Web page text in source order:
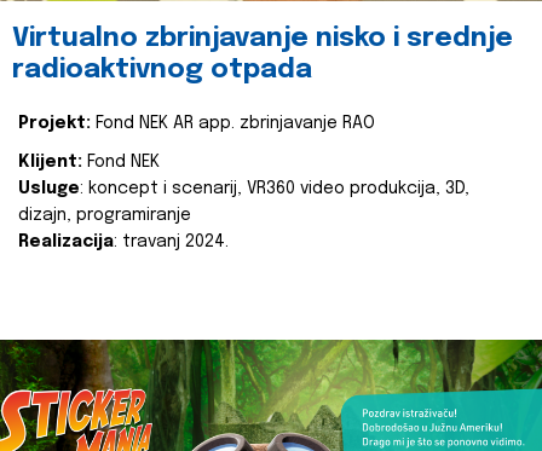
Virtualno zbrinjavanje nisko i srednje
radioaktivnog otpada
Projekt: Fond NEK AR app. zbrinjavanje RAO
Klijent: Fond NEK
Usluge: koncept i scenarij, VR360 video produkcija, 3D,
dizajn, programiranje
Realizacija: travanj 2024.